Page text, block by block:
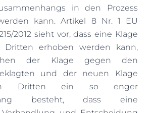
in den Prozess
kann. Artikel 8 Nr. 1 EU
2012 sieht vor, dass eine Klage
Dritten erhoben werden kann,
der Klage gegen den
und der neuen Klage
Dritten ein so enger
besteht, dass eine